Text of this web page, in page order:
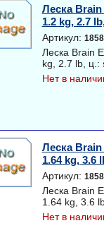
Леска Brain
1.2 kg, 2.7
Артикул:
Леска Brain
kg, 2.7 lb, ц.:
Нет в
Леска Brain
1.64 kg, 3.6
Артикул:
Леска Brain
1.64 kg, 3.6
Нет в